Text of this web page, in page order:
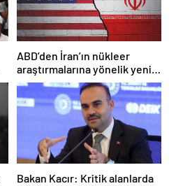
ABD’den İran’ın nükleer
araştırmalarına yönelik yeni
yaptırımlar
Bakan Kacır: Kritik alanlarda